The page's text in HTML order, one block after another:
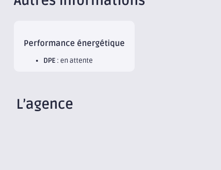
Performance énergétique
DPE : en attente
L’agence